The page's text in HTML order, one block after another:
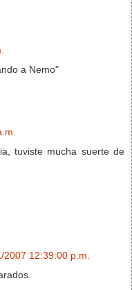
a Nemo"
tuviste mucha suerte de
2007 12:39:00 p.m.